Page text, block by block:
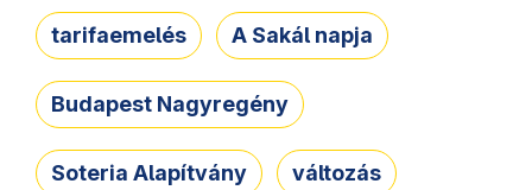
tarifaemelés A Sakál napja
Budapest Nagyregény
Soteria Alapítvány változás